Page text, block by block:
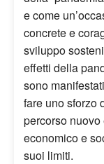
e come
concrete e
sviluppo
effetti della
sono
fare uno sforzo
percorso
economico e
suoi limiti.